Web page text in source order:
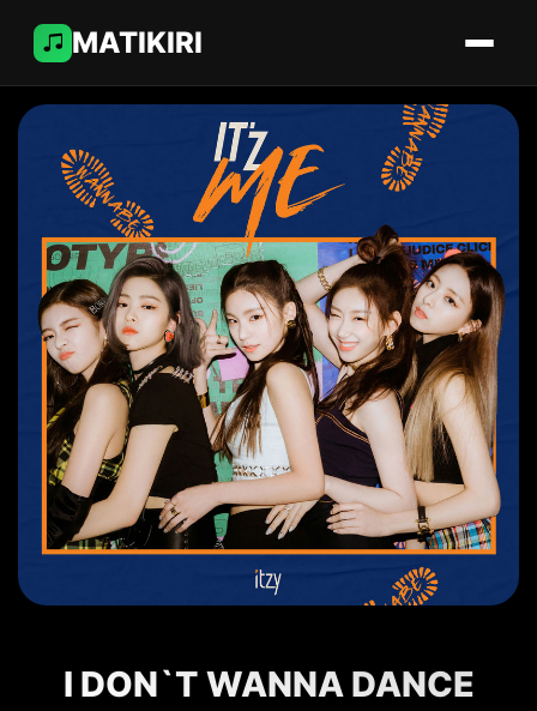
MATIKIRI
I DON`T WANNA DANCE